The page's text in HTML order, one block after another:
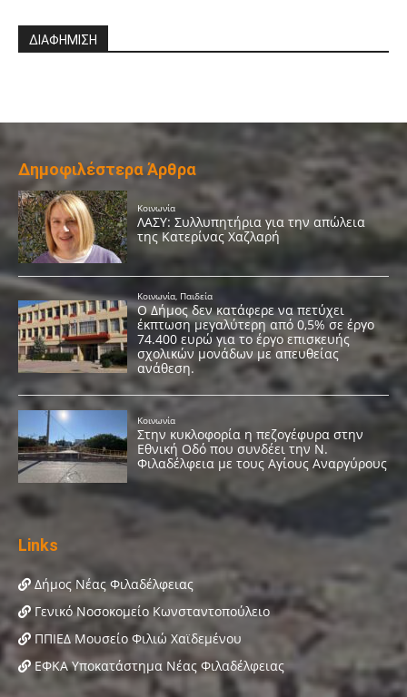
ΔΙΑΦΗΜΙΣΗ
Δημοφιλέστερα Άρθρα
Links
Δήμος Νέας Φιλαδέλφειας
Γενικό Νοσοκομείο Κωνσταντοπούλειο
ΠΠΙΕΔ Μουσείο Φιλιώ Χαϊδεμένου
ΕΦΚΑ Υποκατάστημα Νέας Φιλαδέλφειας